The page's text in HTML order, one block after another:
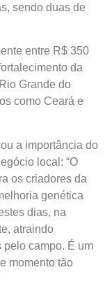
sendo duas de
entre R$ 350
da
Grande do
como Ceará e
a importância do
local: “O
os criadores da
genética
dias, na
atraindo
campo. É um
momento tão